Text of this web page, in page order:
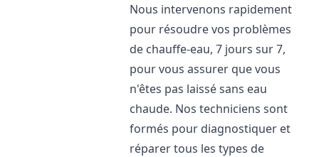
Nous intervenons rapidement
pour résoudre vos problèmes
de chauffe-eau, 7 jours sur 7,
pour vous assurer que vous
n'êtes pas laissé sans eau
chaude. Nos techniciens sont
formés pour diagnostiquer et
réparer tous les types de